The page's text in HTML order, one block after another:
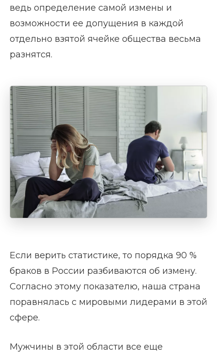
ведь определение самой измены и
возможности ее допущения в каждой
отдельно взятой ячейке общества весьма
разнятся.
Если верить статистике, то порядка 90 %
браков в России разбиваются об измену.
Согласно этому показателю, наша страна
поравнялась с мировыми лидерами в этой
сфере.
Мужчины в этой области все еще